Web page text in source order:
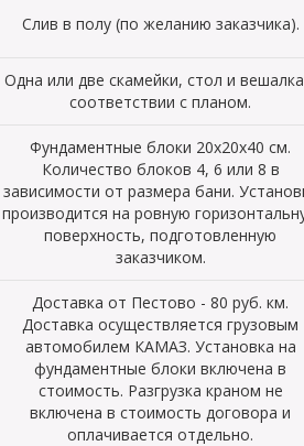
Слив в полу (по желанию заказчика).
Одна или две скамейки, стол и
соответствии с планом.
Фундаментные блоки 20х20х40 см.
Количество блоков 4, 6 или 8 в
зависимости от размера бани.
производится на ровную
поверхность, подготовленную
заказчиком.
Доставка от Пестово - 80 руб. км.
Доставка осуществляется грузовым
автомобилем КАМАЗ. Установка на
фундаментные блоки включена в
стоимость. Разгрузка краном не
включена в стоимость договора и
оплачивается отдельно.